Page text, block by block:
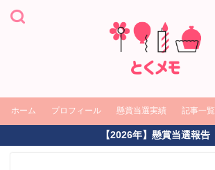
ホーム プロフィール 懸賞当選実績 記事一覧
【2026年】懸賞当選報告